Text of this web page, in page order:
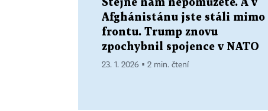
Stejně nám nepomůžete. A v
Afghánistánu jste stáli mimo
frontu. Trump znovu
zpochybnil spojence v NATO
23. 1. 2026 ▪ 2 min. čtení